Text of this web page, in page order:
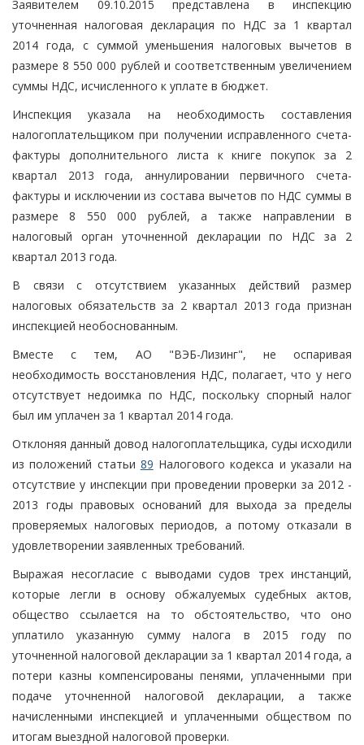
Заявителем 09.10.2015 представлена в инспекцию
уточненная налоговая декларация по НДС за 1 квартал
2014 года, с суммой уменьшения налоговых вычетов в
размере 8 550 000 рублей и соответственным увеличением
суммы НДС, исчисленного к уплате в бюджет.
Инспекция указала на необходимость составления
налогоплательщиком при получении исправленного счета-
фактуры дополнительного листа к книге покупок за 2
квартал 2013 года, аннулировании первичного счета-
фактуры и исключении из состава вычетов по НДС суммы в
размере 8 550 000 рублей, а также направлении в
налоговый орган уточненной декларации по НДС за 2
квартал 2013 года.
В связи с отсутствием указанных действий размер
налоговых обязательств за 2 квартал 2013 года признан
инспекцией необоснованным.
Вместе с тем, АО "ВЭБ-Лизинг", не оспаривая
необходимость восстановления НДС, полагает, что у него
отсутствует недоимка по НДС, поскольку спорный налог
был им уплачен за 1 квартал 2014 года.
Отклоняя данный довод налогоплательщика, суды исходили
из положений статьи 89 Налогового кодекса и указали на
отсутствие у инспекции при проведении проверки за 2012 -
2013 годы правовых оснований для выхода за пределы
проверяемых налоговых периодов, а потому отказали в
удовлетворении заявленных требований.
Выражая несогласие с выводами судов трех инстанций,
которые легли в основу обжалуемых судебных актов,
общество ссылается на то обстоятельство, что оно
уплатило указанную сумму налога в 2015 году по
уточненной налоговой декларации за 1 квартал 2014 года, а
потери казны компенсированы пенями, уплаченными при
подаче уточненной налоговой декларации, а также
начисленными инспекцией и уплаченными обществом по
итогам выездной налоговой проверки.